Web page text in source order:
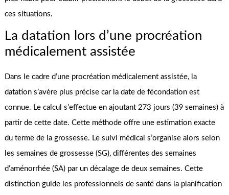
ces situations.
La datation lors d’une procréation
médicalement assistée
Dans le cadre d’une procréation médicalement assistée, la
datation s’avère plus précise car la date de fécondation est
connue. Le calcul s’effectue en ajoutant 273 jours (39 semaines) à
partir de cette date. Cette méthode offre une estimation exacte
du terme de la grossesse. Le suivi médical s’organise alors selon
les semaines de grossesse (SG), différentes des semaines
d’aménorrhée (SA) par un décalage de deux semaines. Cette
distinction guide les professionnels de santé dans la planification